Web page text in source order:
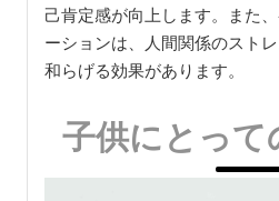
己肯定感が向上します。また
ーションは、人間関係のスト
和らげる効果があります。
子供にとって